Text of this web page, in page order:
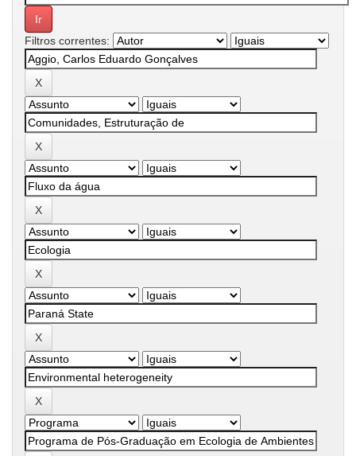
Filtros correntes: